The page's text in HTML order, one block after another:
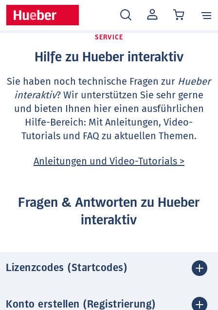
MEIN
KONTO
SERVICE
Hilfe zu Hueber interaktiv
Sie haben noch technische Fragen zur Hueber
interaktiv? Wir unterstützen Sie sehr gerne
und bieten Ihnen hier einen ausführlichen
Hilfe-Bereich: Mit Anleitungen, Video-
Tutorials und FAQ zu aktuellen Themen.
Anleitungen und Video-Tutorials >
Fragen & Antworten zu Hueber
interaktiv
Lizenzcodes (Startcodes)
Konto erstellen (Registrierung)